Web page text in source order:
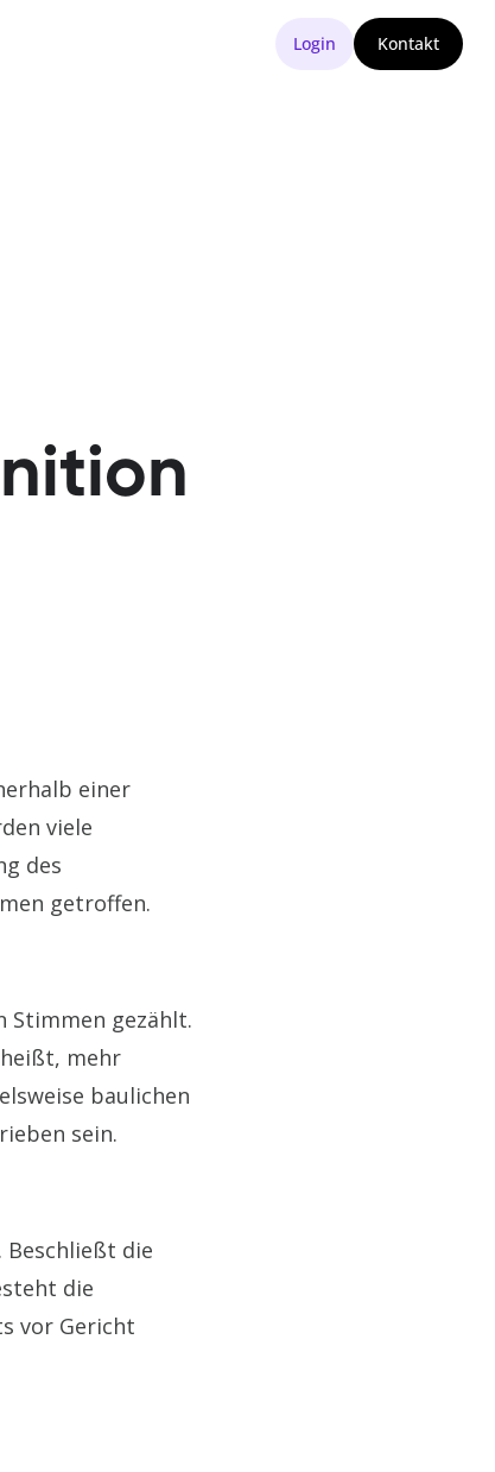
Login Kontakt
einer
viele
des
getroffen.
Stimmen gezählt.
mehr
baulichen
sein.
die
die
vor Gericht